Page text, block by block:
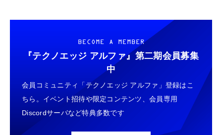
BECOME A MEMBER
『テクノエッジ アルファ』 第二期会員募集
中
会員コミュニティ「テクノエッジ アルファ」登録はこ
ちら。イベント招待や限定コンテンツ、会員専用
Discordサーバなど特典多数です